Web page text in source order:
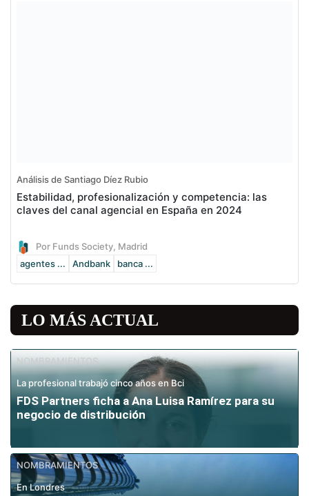
Análisis de Santiago Díez Rubio
Estabilidad, profesionalización y competencia: las
claves del canal agencial en España en 2024
Por Funds Society, Madrid
agentes ...
Andbank banca ...
LO MÁS ACTUAL
NOMBRAMIENTOS
La profesional trabajó cinco años en Bci
FDS Partners ficha a Ana Luisa Ramírez para su
negocio de distribución
NOMBRAMIENTOS
En Londres